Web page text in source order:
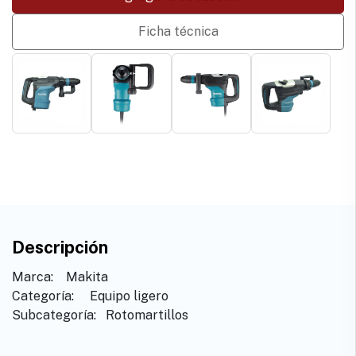
Ficha técnica
Descripción
Marca: ​ ​ ​Makita
Categoría: ​ ​Equipo ligero
Subcategoría: ​ Rotomartillos